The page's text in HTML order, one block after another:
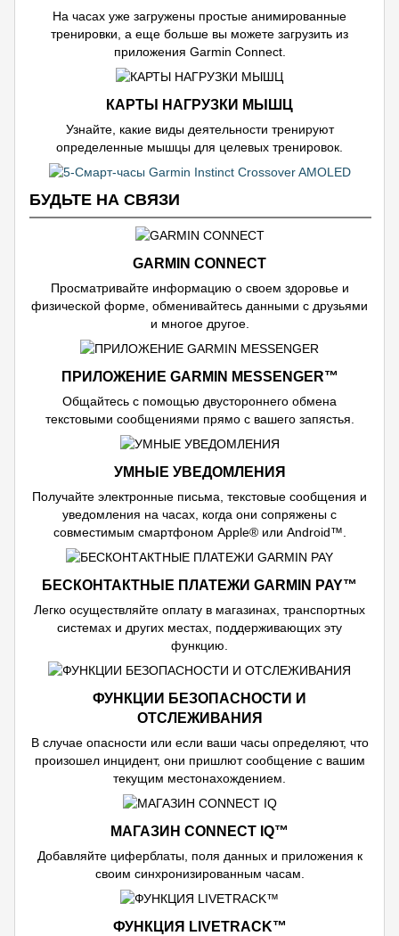
На часах уже загружены простые анимированные
тренировки, а еще больше вы можете загрузить из
приложения Garmin Connect.
КАРТЫ НАГРУЗКИ МЫШЦ
Узнайте, какие виды деятельности тренируют
определенные мышцы для целевых тренировок.
БУДЬТЕ НА СВЯЗИ
GARMIN CONNECT
Просматривайте информацию о своем здоровье и
физической форме, обменивайтесь данными с друзьями
и многое другое.
ПРИЛОЖЕНИЕ GARMIN MESSENGER™
Общайтесь с помощью двустороннего обмена
текстовыми сообщениями прямо с вашего запястья.
УМНЫЕ УВЕДОМЛЕНИЯ
Получайте электронные письма, текстовые сообщения и
уведомления на часах, когда они сопряжены с
совместимым смартфоном Apple® или Android™.
БЕСКОНТАКТНЫЕ ПЛАТЕЖИ GARMIN PAY™
Легко осуществляйте оплату в магазинах, транспортных
системах и других местах, поддерживающих эту
функцию.
ФУНКЦИИ БЕЗОПАСНОСТИ И
ОТСЛЕЖИВАНИЯ
В случае опасности или если ваши часы определяют, что
произошел инцидент, они пришлют сообщение с вашим
текущим местонахождением.
МАГАЗИН CONNECT IQ™
Добавляйте циферблаты, поля данных и приложения к
своим синхронизированным часам.
ФУНКЦИЯ LIVETRACK™